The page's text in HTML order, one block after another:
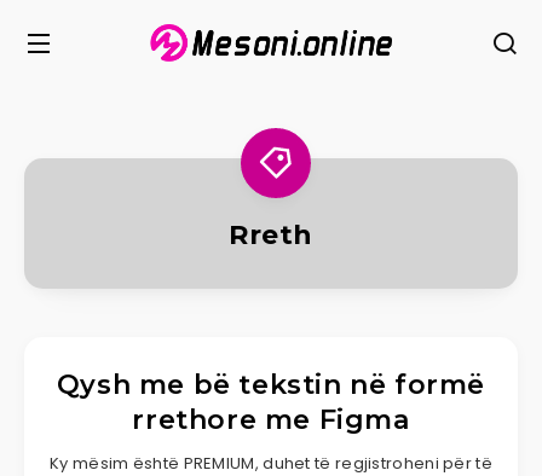
Rreth
Qysh me bë tekstin në formë
rrethore me Figma
Ky mësim është PREMIUM, duhet të regjistroheni për të